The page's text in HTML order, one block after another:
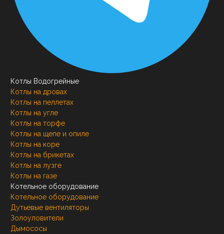
Котлы Водогрейные
Котлы на дровах
Котлы на пеллетах
Котлы на угле
Котлы на торфе
Котлы на щепе и опиле
Котлы на коре
Котлы на брикетах
Котлы на лузге
Котлы на газе
Котельное оборудование
Котельное оборудование
Дутьевые вентиляторы
Золоуловители
Дымососы